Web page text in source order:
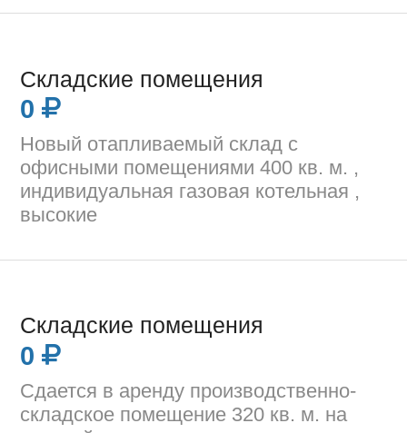
Складские помещения
0
Новый отапливаемый склад с
офисными помещениями 400 кв. м. ,
индивидуальная газовая котельная ,
высокие
Складские помещения
0
Сдается в аренду производственно-
складское помещение 320 кв. м. на